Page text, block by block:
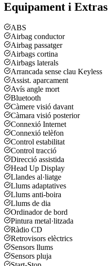
Equipament i Extras
ABS
Airbag conductor
Airbag passatger
Airbags cortina
Airbags laterals
Arrancada sense clau Keyless
Assist. aparcament
Avís angle mort
Bluetooth
Càmere visió davant
Càmara visió posterior
Connexió Internet
Connexió telèfon
Control estabilitat
Control tracció
Direcció assistida
Head Up Display
Llandes al·liatge
Llums adaptatives
Llums anti-boira
Llums de dia
Ordinador de bord
Pintura metal·litzada
Ràdio CD
Retrovisors elèctrics
Sensors llums
Sensors pluja